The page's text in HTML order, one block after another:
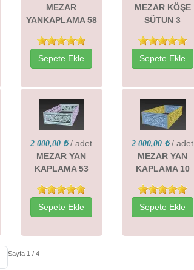
MEZAR
YANKAPLAMA 58
Sepete Ekle
MEZAR KÖŞE
SÜTUN 3
Sepete Ekle
2 000,00 ₺ / adet
MEZAR YAN
KAPLAMA 53
Sepete Ekle
2 000,00 ₺ / adet
MEZAR YAN
KAPLAMA 10
Sepete Ekle
Sayfa 1 / 4